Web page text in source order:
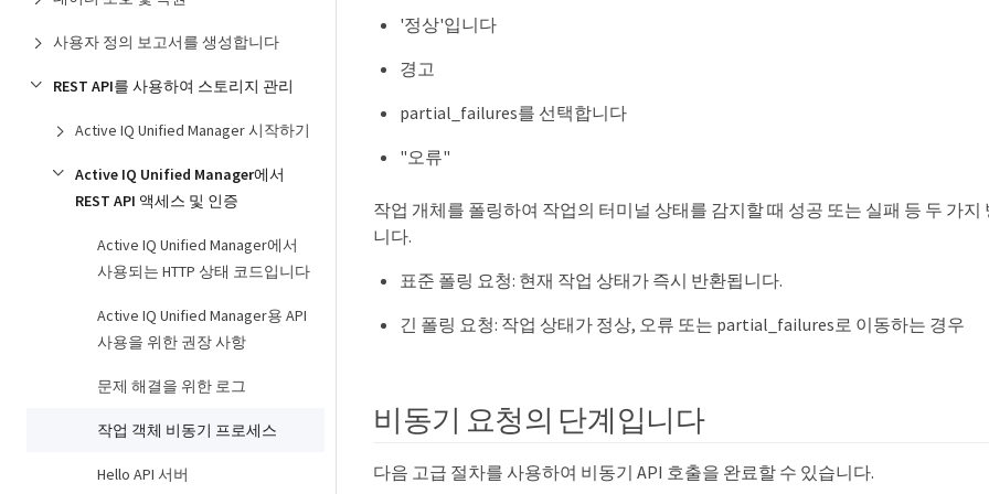
사용자 정의 보고서를 생성합니다
REST API를 사용하여 스토리지 관리
Active IQ Unified Manager 시작하기
Active IQ Unified Manager에서
REST API 액세스 및 인증
Active IQ Unified Manager에서
사용되는 HTTP 상태 코드입니다
Active IQ Unified Manager용 API
사용을 위한 권장 사항
문제 해결을 위한 로그
작업 객체 비동기 프로세스
Hello API 서버
'정상'입니다
경고
partial_failures를 선택합니다
"오류"
작업 개체를 폴링하여 작업의 터미널 상태를 감지할 때 성공 또는 실패 등 두 가지
니다.
표준 폴링 요청: 현재 작업 상태가 즉시 반환됩니다.
긴 폴링 요청: 작업 상태가 정상, 오류 또는 partial_failures로 이동하는 경우
비동기 요청의 단계입니다
다음 고급 절차를 사용하여 비동기 API 호출을 완료할 수 있습니다.